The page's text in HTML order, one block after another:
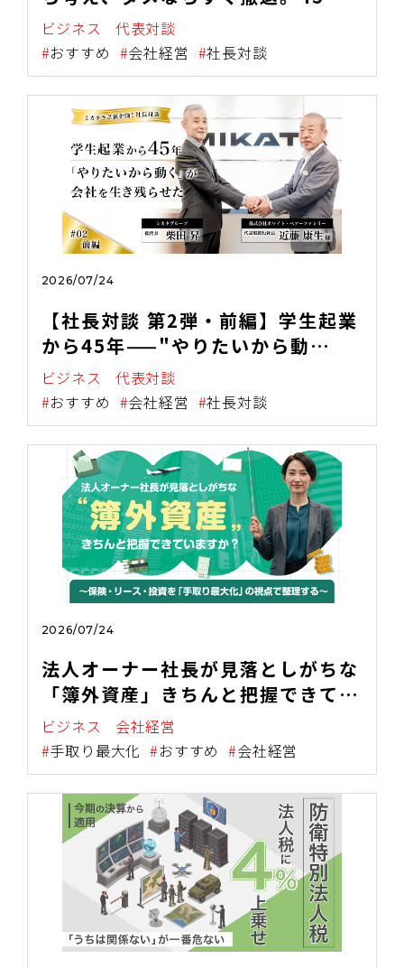
続く会社の"諦め力"と"嗅覚"
ビジネス
代表対談
おすすめ
会社経営 社長対談
2026/07/24
【社長対談 第2弾・前編】学生起業
から45年——"やりたいから動
く"が、会社を生き残らせた
ビジネス
代表対談
おすすめ
会社経営 社長対談
2026/07/24
法人オーナー社長が見落としがちな
「簿外資産」きちんと把握できてい
ますか？ 〜保険・リース・投資を
「手取り最大化」の視点で整理す
る〜
ビジネス
会社経営
手取り最大化
おすすめ 会社経営